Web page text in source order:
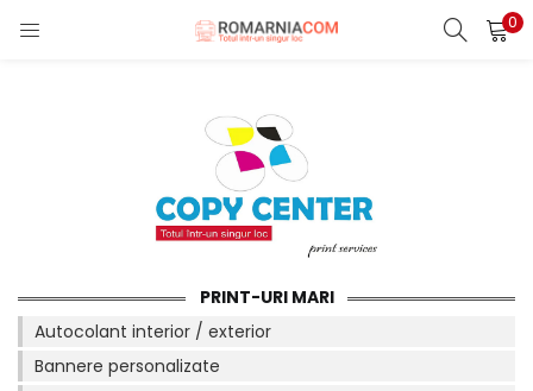
0
LOGIN REGISTER
Enter your username and password to login.
PRINT-URI MARI
Autocolant interior / exterior
Bannere personalizate